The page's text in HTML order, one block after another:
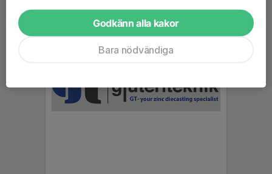
Godkänn alla kakor
Bara nödvändiga